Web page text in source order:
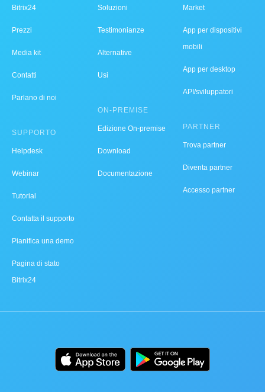
Bitrix24
Prezzi
Media kit
Contatti
Parlano di noi
SUPPORTO
Helpdesk
Webinar
Tutorial
Contatta il supporto
Pianifica una demo
Pagina di stato
Bitrix24
Soluzioni
Testimonianze
Alternative
Usi
ON-PREMISE
Edizione On-premise
Download
Documentazione
Market
App per dispositivi
mobili
App per desktop
API/sviluppatori
PARTNER
Trova partner
Diventa partner
Accesso partner